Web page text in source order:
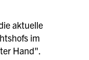
aktuelle
im
Hand".